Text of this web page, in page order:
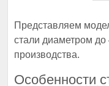
Представляем
стали диаметром
производства.
Особенности